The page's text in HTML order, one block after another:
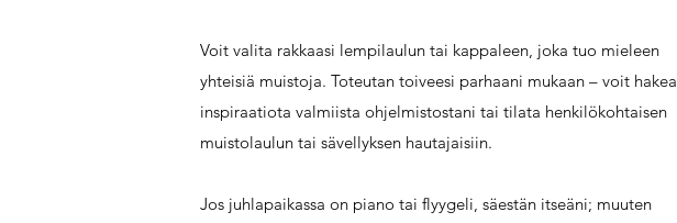
Voit valita rakkaasi lempilaulun tai kappaleen, joka tuo mieleen
yhteisiä muistoja. Toteutan toiveesi parhaani mukaan – voit hakea
inspiraatiota valmiista ohjelmistostani tai tilata henkilökohtaisen
muistolaulun tai sävellyksen hautajaisiin.
Jos juhlapaikassa on piano tai flyygeli, säestän itseäni; muuten